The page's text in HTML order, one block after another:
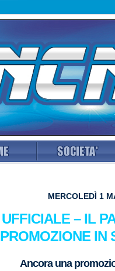
MERCOLEDÌ 1
UFFICIALE – IL
PROMOZIONE IN
Ancora una